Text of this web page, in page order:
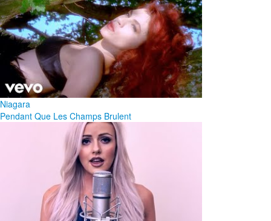
Niagara
Pendant Que Les Champs Brulent